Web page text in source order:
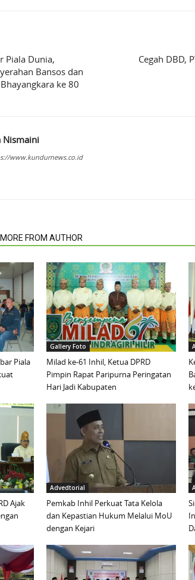
Piala Dunia,
Bansos dan
ke 80
Cegah DBD,
Nismaini
www.kundurnews.co.id
MORE FROM AUTHOR
Piala
Gallery Foto
Milad ke-61 Inhil, Ketua DPRD
Pimpin Rapat Paripurna Peringatan
Hari Jadi Kabupaten
Ajak
Advedtorial
Pemkab Inhil Perkuat Tata Kelola
dan Kepastian Hukum Melalui MoU
dengan Kejari